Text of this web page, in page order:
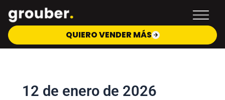
contenido
QUIERO VENDER MÁS
12 de enero de 2026